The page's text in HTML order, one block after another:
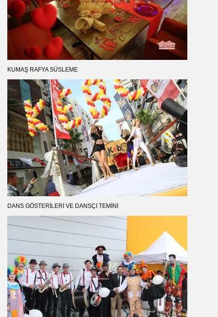
KUMAŞ RAFYA SÜSLEME
DANS GÖSTERILERI VE DANSÇI TEMINI